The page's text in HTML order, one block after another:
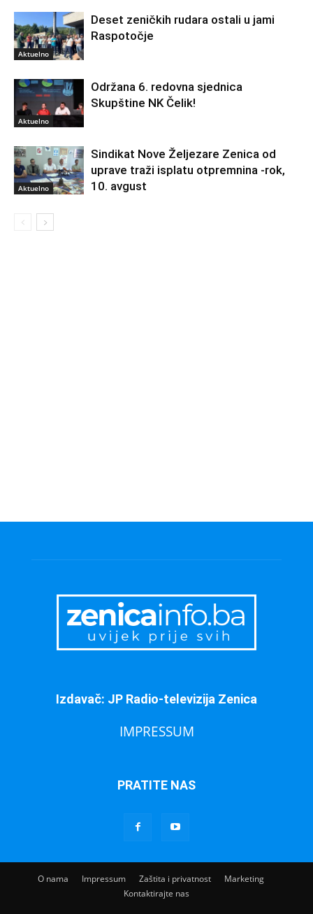
Aktuelno
Deset zeničkih rudara ostali u jami
Raspotočje
Aktuelno
Održana 6. redovna sjednica
Skupštine NK Čelik!
Aktuelno
Sindikat Nove Željezare Zenica od
uprave traži isplatu otpremnina -rok,
10. avgust
Izdavač: JP Radio-televizija Zenica
IMPRESSUM
PRATITE NAS
O nama Impressum Zaštita i privatnost
Marketing
Kontaktirajte nas